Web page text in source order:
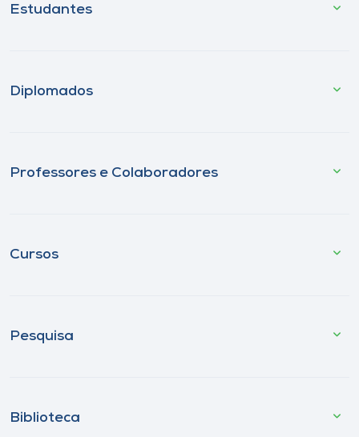
Estudantes
Diplomados
Professores e Colaboradores
Cursos
Pesquisa
Biblioteca